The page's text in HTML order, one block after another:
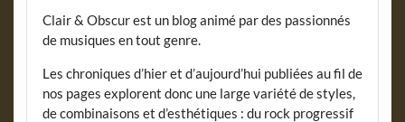
Clair & Obscur est un blog animé par des passionnés
de musiques en tout genre.
Les chroniques d’hier et d’aujourd’hui publiées au fil de
nos pages explorent donc une large variété de styles,
de combinaisons et d’esthétiques : du rock progressif